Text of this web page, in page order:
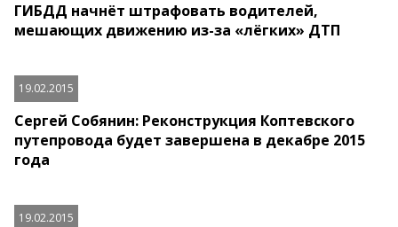
ГИБДД начнёт штрафовать водителей,
мешающих движению из-за «лёгких» ДТП
19.02.2015
Сергей Собянин: Реконструкция Коптевского
путепровода будет завершена в декабре 2015
года
19.02.2015